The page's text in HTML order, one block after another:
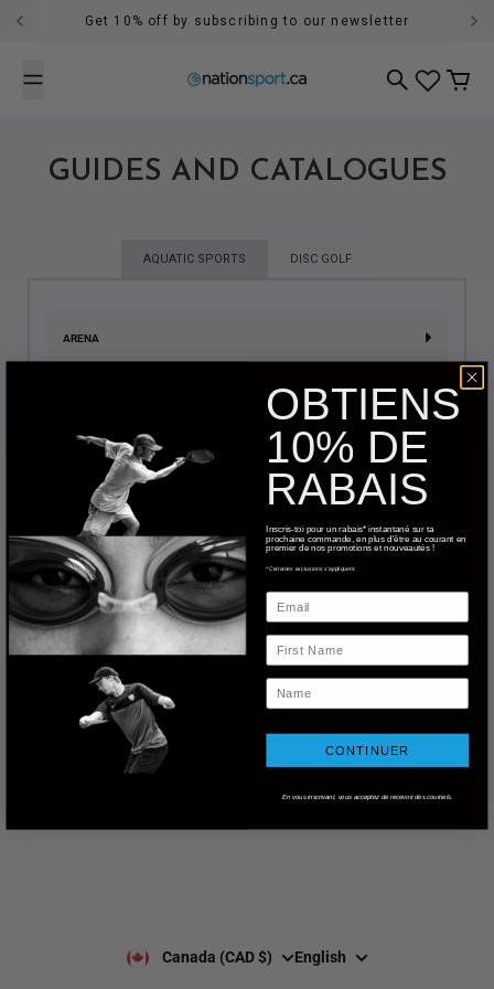
Skip to contentGet 10% off by subscribing to our newsletter
Search Cart
GUIDES AND CATALOGUES
AQUATIC SPORTS DISC GOLF
ARENA
web@nationsport.ca
1-450-300-2445
490 Chemin du Lac,
Boucherville QC J4B 6X3
Returns & exchanges
Leave a Google review
Contact us
About us
Our policies
Privacy Policy
Notre programme de
Canada (CAD $) English
OBTIENS
10% DE
RABAIS
Inscris-toi pour un rabais* instantané sur ta
prochaine commande, en plus d'être au courant en
premier de nos promotions et nouveautés !
*Certaines exclusions s'appliquent.
Email
First Name
Name
CONTINUER
En vous inscrivant, vous acceptez de recevoir des courriels.